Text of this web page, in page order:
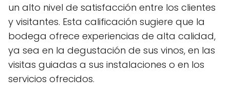
un alto nivel de satisfacción entre los clientes
y visitantes. Esta calificación sugiere que la
bodega ofrece experiencias de alta calidad,
ya sea en la degustación de sus vinos, en las
visitas guiadas a sus instalaciones o en los
servicios ofrecidos.